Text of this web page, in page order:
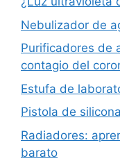
Nebulizador de
Purificadores de
contagio del
Estufa de
Pistola de
Radiadores:
barato